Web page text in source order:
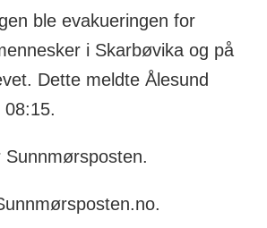
ble evakueringen for
i Skarbøvika og på
Dette meldte Ålesund
08:15.
Sunnmørsposten.